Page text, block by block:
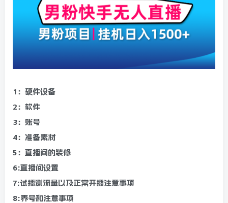
1：硬件设备
2：软件
3：账号
4：准备素材
5：直播间的装修
6:直播间设置
7:试播测流量以及正常开播注意事项
8:养号和注意事项